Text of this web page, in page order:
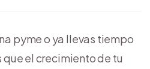
pyme o ya llevas tiempo
el crecimiento de tu